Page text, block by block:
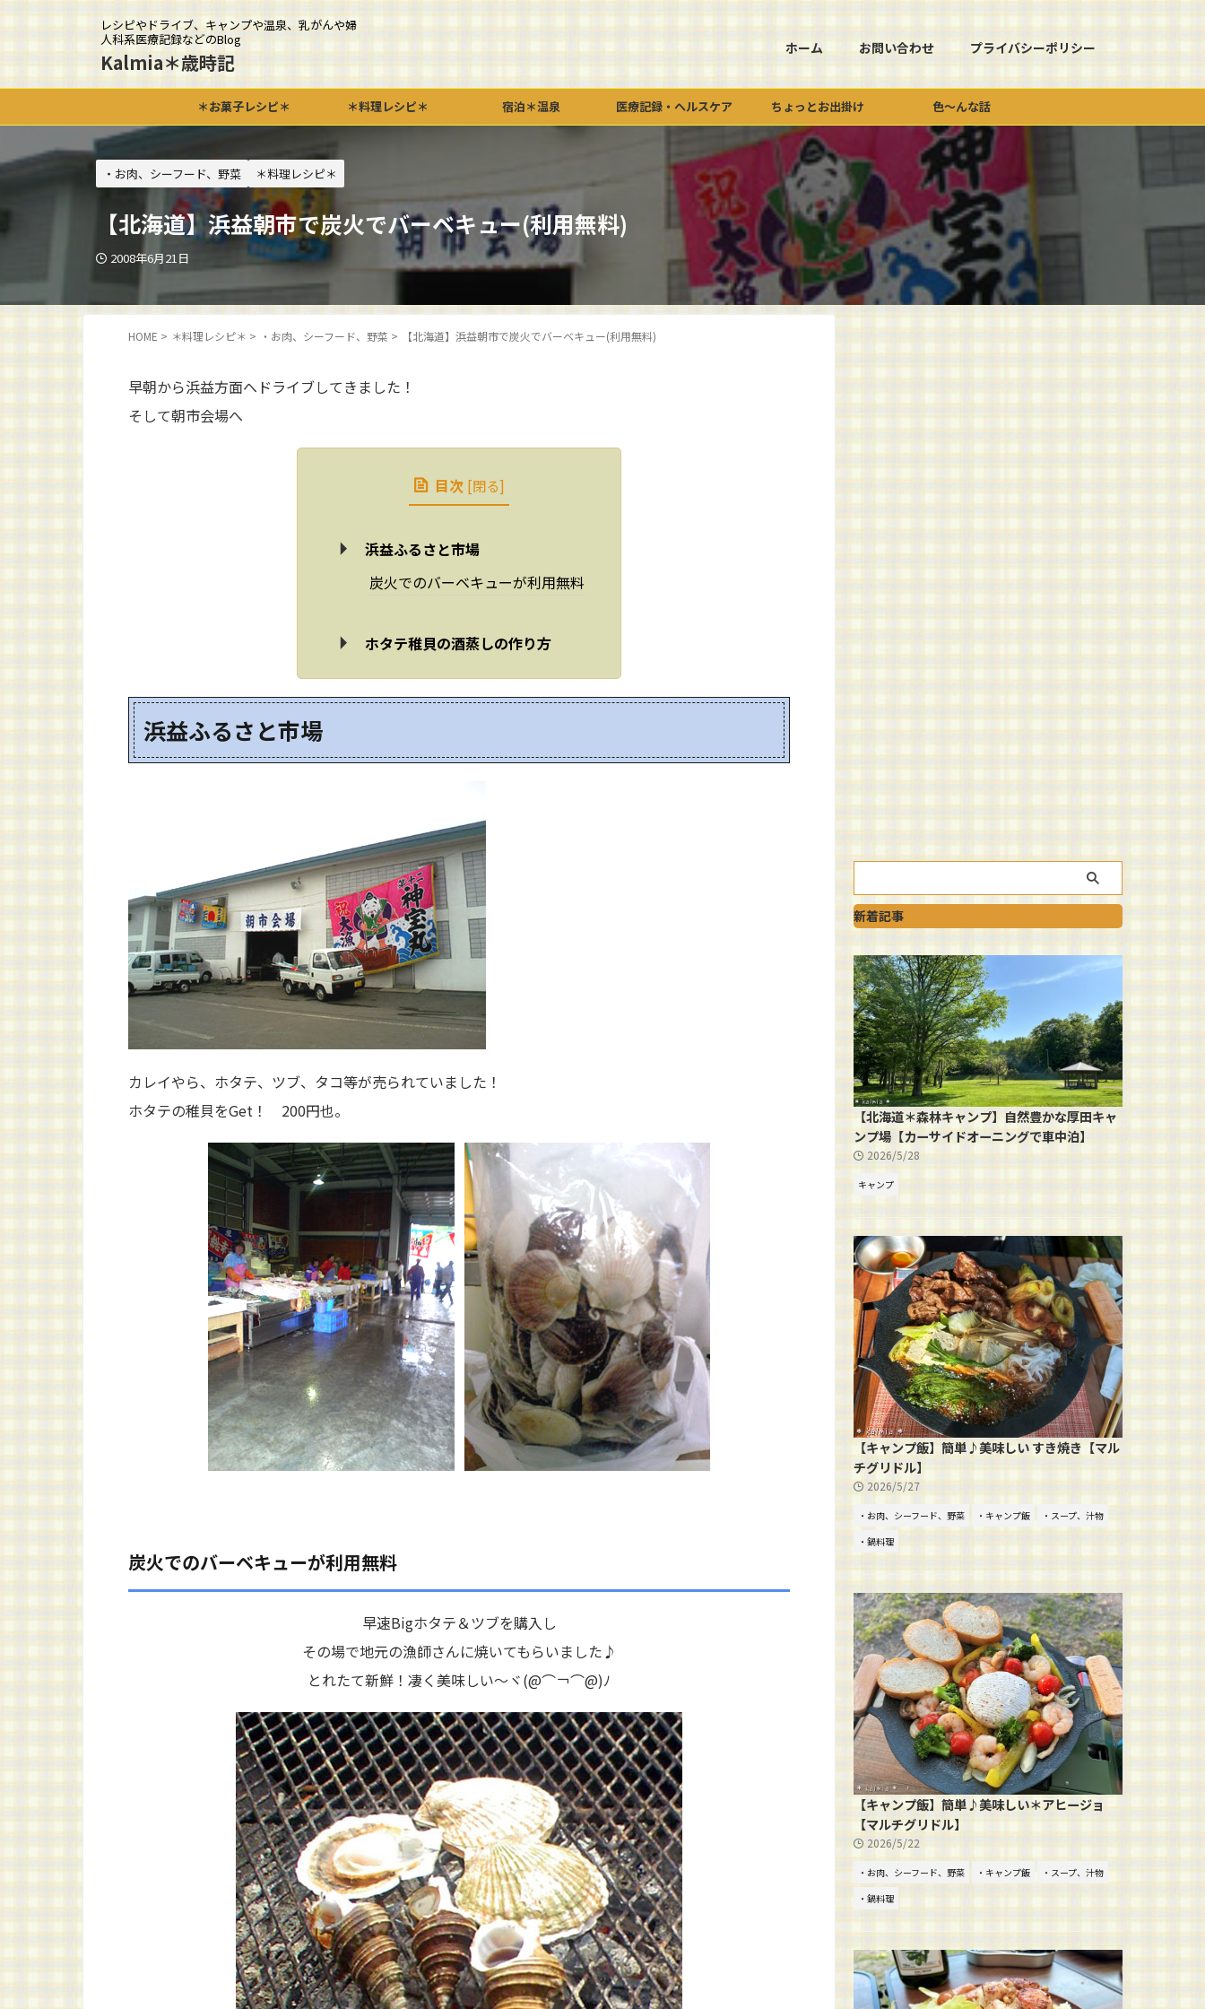
レシピやドライブ、キャンプや温泉、乳がんや婦
人科系医療記録などのBlog
Kalmia＊歳時記
ホーム お問い合わせ プライバシーポリシー
＊お菓子レシピ＊ ＊料理レシピ＊ 宿泊＊温泉 医療記録・ヘルスケア ちょっとお出掛け 色～んな話
・お肉、シーフード、野菜 ＊料理レシピ＊
【北海道】浜益朝市で炭火でバーベキュー(利用無料)
2008年6月21日
HOME > ＊料理レシピ＊ > ・お肉、シーフード、野菜 > 【北海道】浜益朝市で炭火でバーベキュー(利用無料)
早朝から浜益方面へドライブしてきました！
そして朝市会場へ
目次 [閉る]
浜益ふるさと市場
炭火でのバーベキューが利用無料
ホタテ稚貝の酒蒸しの作り方
浜益ふるさと市場
カレイやら、ホタテ、ツブ、タコ等が売られていました！
ホタテの稚貝をGet！ 200円也。
炭火でのバーベキューが利用無料
早速Bigホタテ＆ツブを購入し
その場で地元の漁師さんに焼いてもらいました♪
とれたて新鮮！凄く美味しい～ヾ(@⌒￢⌒@)ﾉ
新着記事
【北海道＊森林キャンプ】自然豊かな厚田キャ
ンプ場【カーサイドオーニングで車中泊】
2026/5/28
キャンプ
【キャンプ飯】簡単♪美味しい すき焼き【マル
チグリドル】
2026/5/27
・お肉、シーフード、野菜 ・キャンプ飯
・スープ、汁物
・鍋料理
【キャンプ飯】簡単♪美味しい＊アヒージョ
【マルチグリドル】
2026/5/22
・お肉、シーフード、野菜 ・キャンプ飯
・スープ、汁物
・鍋料理